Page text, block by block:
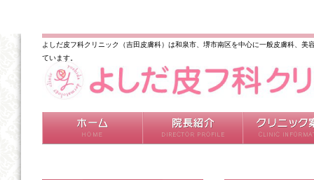
よしだ皮フ科クリニック（吉田皮膚科）は和泉市、堺市南区を中心に一般皮膚科、
ています。